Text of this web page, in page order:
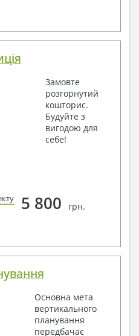
Замовте
розгорнутий
кошторис.
Будуйте з
вигодою для
себе!
5 800 грн.
Основна мета
вертикального
планування
передбачає